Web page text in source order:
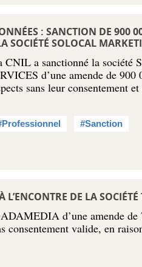
: SANCTION DE 900
SOCIÉTÉ SOLOCAL
CNIL a sanctionné la société
d’une amende de 900
sans leur consentement
#Sanction
DE LA
d’une amende de
consentement valide, en